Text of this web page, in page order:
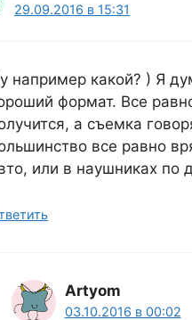
29.09.2016 в 15:31
например какой? ) Я
формат. Все
а съемка
все равно
или в наушниках по
Artyom
03.10.2016 в 00:02